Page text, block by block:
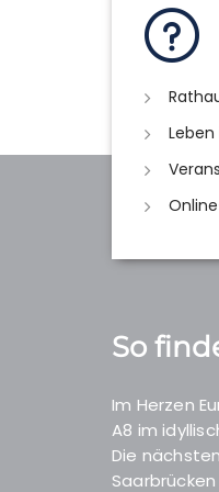
Leben
So
Im Herzen
A8 im
Die